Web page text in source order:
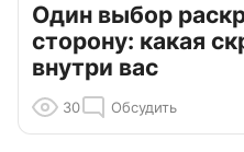
Один выбор
сторону: какая
внутри вас
30 Обсудить